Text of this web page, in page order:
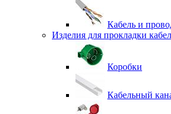
Кабель и
Изделия для прокладки
Коробки
Кабельный